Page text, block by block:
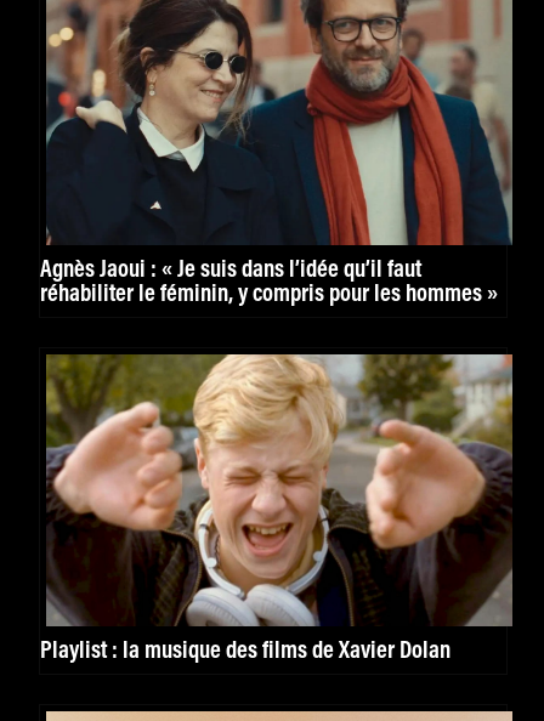
Agnès Jaoui : « Je suis dans l’idée qu’il faut
réhabiliter le féminin, y compris pour les hommes »
Playlist : la musique des films de Xavier Dolan